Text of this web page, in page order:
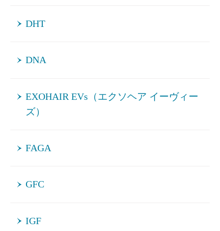
DHT
DNA
EXOHAIR EVs（エクソヘア イーヴィー
ズ）
FAGA
GFC
IGF